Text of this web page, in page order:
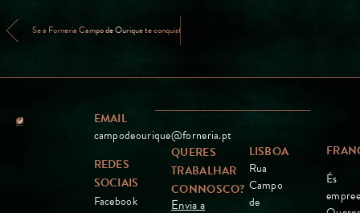
Se a Forneria Campo de Ourique te conquistou, o mundo quer saber
EMAIL
campodeourique@forneria.pt
REDES
SOCIAIS
Facebook
QUERES
TRABALHAR
CONNOSCO?
Envia a
LISBOA
Rua
Campo
de
És